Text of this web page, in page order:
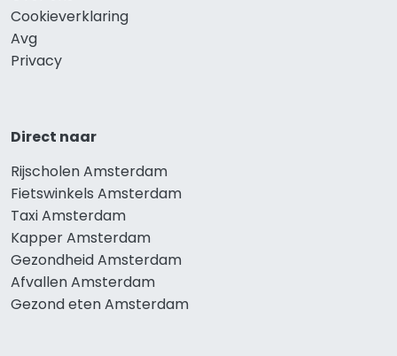
Cookieverklaring
Avg
Privacy
Direct naar
Rijscholen Amsterdam
Fietswinkels Amsterdam
Taxi Amsterdam
Kapper Amsterdam
Gezondheid Amsterdam
Afvallen Amsterdam
Gezond eten Amsterdam